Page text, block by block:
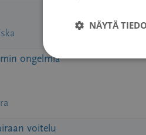
ongelmia
voitelu
NÄYTÄ